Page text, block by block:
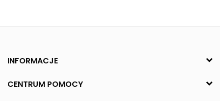
INFORMACJE
CENTRUM POMOCY